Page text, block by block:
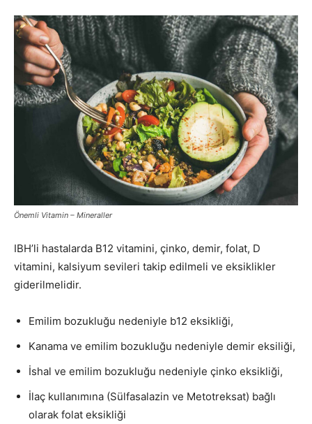
Önemli Vitamin – Mineraller
IBH’li hastalarda B12 vitamini, çinko, demir, folat, D
vitamini, kalsiyum sevileri takip edilmeli ve eksiklikler
giderilmelidir.
Emilim bozukluğu nedeniyle b12 eksikliği,
Kanama ve emilim bozukluğu nedeniyle demir eksiliği,
İshal ve emilim bozukluğu nedeniyle çinko eksikliği,
İlaç kullanımına (Sülfasalazin ve Metotreksat) bağlı
olarak folat eksikliği